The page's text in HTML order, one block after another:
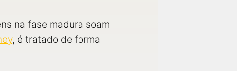
na fase madura soam
, é tratado de forma